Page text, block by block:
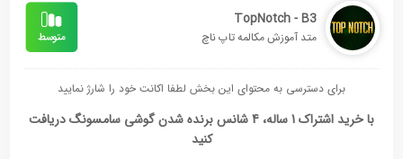
TopNotch - B3
متد آموزش مکالمه تاپ ناچ
برای دسترسی به محتوای این بخش لطفا اکانت خود را شارژ نمایید
با خرید اشتراک 1 ساله، 4 شانس برنده شدن گوشی سامسونگ دریافت
کنید